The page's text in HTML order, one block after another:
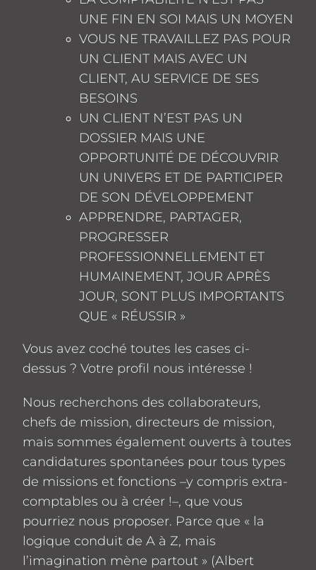
UNE FIN EN SOI MAIS UN MOYEN
VOUS NE TRAVAILLEZ PAS POUR
UN CLIENT MAIS AVEC UN
CLIENT, AU SERVICE DE SES
BESOINS
UN CLIENT N’EST PAS UN
DOSSIER MAIS UNE
OPPORTUNITÉ DE DÉCOUVRIR
UN UNIVERS ET DE PARTICIPER
DE SON DÉVELOPPEMENT
APPRENDRE, PARTAGER,
PROGRESSER
PROFESSIONNELLEMENT ET
HUMAINEMENT, JOUR APRÈS
JOUR, SONT PLUS IMPORTANTS
QUE « RÉUSSIR »
Vous avez coché toutes les cases ci-
dessus ? Votre profil nous intéresse !
Nous recherchons des collaborateurs,
chefs de mission, directeurs de mission,
mais sommes également ouverts à toutes
candidatures spontanées pour tous types
de missions et fonctions –y compris extra-
comptables ou à créer !–, que vous
pourriez nous proposer. Parce que « la
logique conduit de A à Z, mais
l’imagination mène partout » (Albert